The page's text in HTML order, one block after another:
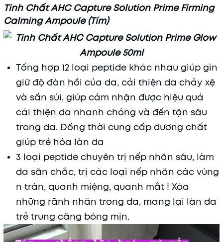
Tinh Chất AHC Capture Solution Prime Firming
Calming Ampoule (Tím)
Tổng hợp 12 loại peptide khác nhau giúp gìn
giữ độ đàn hồi của da, cải thiện da chảy xệ
và sần sùi, giúp cảm nhận được hiệu quả
cải thiện da nhanh chóng và đến tận sâu
trong da. Đồng thời cung cấp dưỡng chất
giúp trẻ hóa làn da
3 loại peptide chuyên trị nếp nhăn sâu, làm
da săn chắc, trị các loại nếp nhăn các vùng
n trán, quanh miệng, quanh mắt ! Xóa
những rãnh nhăn trong da, mang lại làn da
trẻ trung căng bóng mịn.